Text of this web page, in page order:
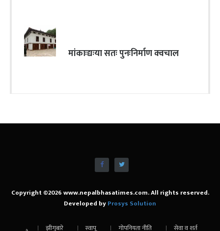
मांकाःद्यःया सतः पुनःनिर्माण क्वचाल
Copyright ©2026 www.nepalbhasatimes.com. All rights reserved.
Developed byProsys Solution
झीगुबारे स्वापू गोपनियता नीति सेवा व शर्त